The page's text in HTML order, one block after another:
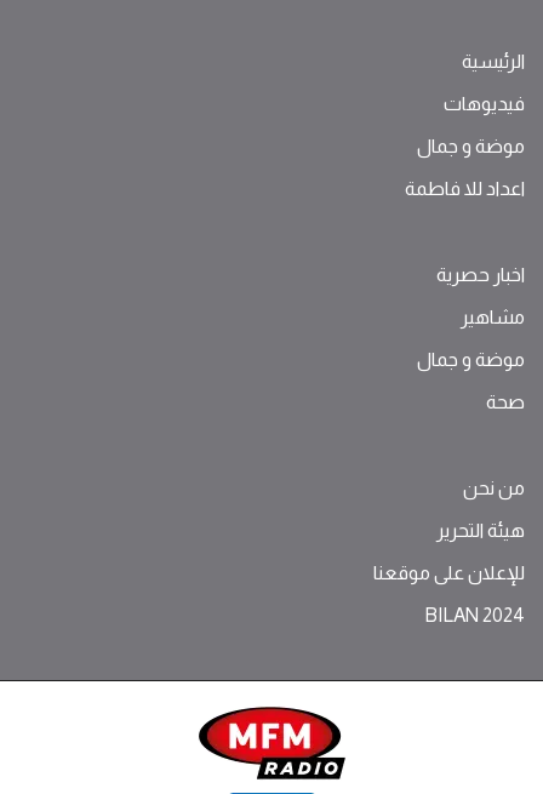
الرئيسية
فيديوهات
موضة ‫و‬ ‫‬‫جمال‬
اعداد للا فاطمة
اخبار حصرية
مشاهير
موضة ‫و‬ ‫‬‫جمال‬
صحة
من نحن
هيئة التحرير
للإعلان على موقعنا
BILAN 2024